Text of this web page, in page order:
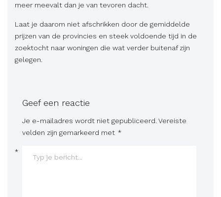
meer meevalt dan je van tevoren dacht.
Laat je daarom niet afschrikken door de gemiddelde
prijzen van de provincies en steek voldoende tijd in de
zoektocht naar woningen die wat verder buitenaf zijn
gelegen.
Geef een reactie
Je e-mailadres wordt niet gepubliceerd. Vereiste
velden zijn gemarkeerd met *
*